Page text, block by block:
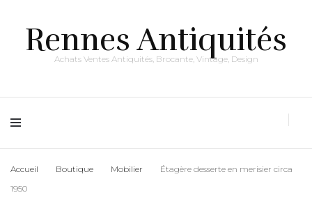
Rennes Antiquités
Achats Ventes Antiquités, Brocante, Vintage, Design
Accueil Boutique Mobilier
Étagère desserte en merisier circa
1950